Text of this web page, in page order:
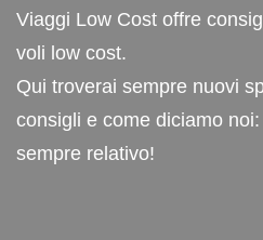
Viaggi Low Cost offre
voli low cost.
Qui troverai sempre nuovi
consigli e come diciamo
sempre relativo!